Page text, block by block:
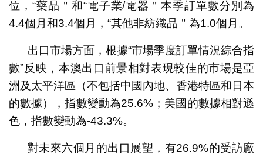
位，“藥品＂和“電子業/電器＂本季訂單數分別為
4.4個月和3.4個月，“其他非紡織品＂為1.0個月。
出口市場方面，根據“市場季度訂單情況綜合指
數”反映，本澳出口前景相對表現較佳的市場是亞
洲及太平洋區（不包括中國內地、香港特區和日本
的數據），指數變動為25.6%；美國的數據相對遜
色，指數變動為-43.3%。
對未來六個月的出口展望，有26.9%的受訪廠